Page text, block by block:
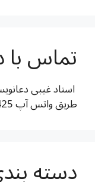
تماس
استاد غیبی
طریق واتس آپ 00442032398425
دسته